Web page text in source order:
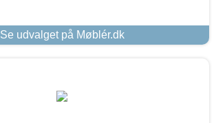
Se udvalget på Møblér.dk